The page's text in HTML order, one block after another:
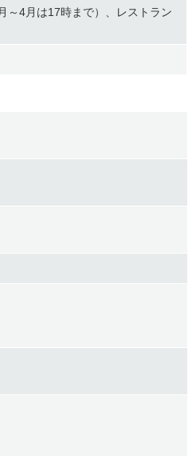
～4月は17時まで）、レストラン